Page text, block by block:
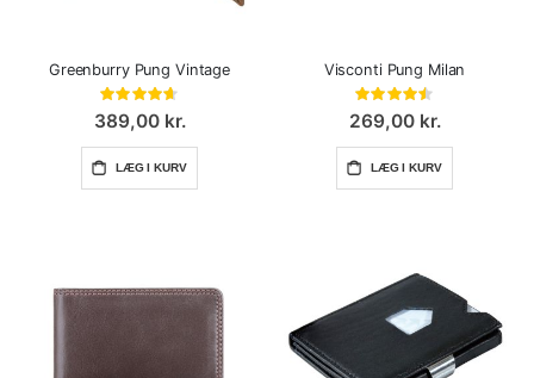
Greenburry Pung Vintage
Bedømmelse:
389,00 kr.
LÆG I KURV
Visconti Pung Milan
Bedømmelse:
269,00 kr.
LÆG I KURV